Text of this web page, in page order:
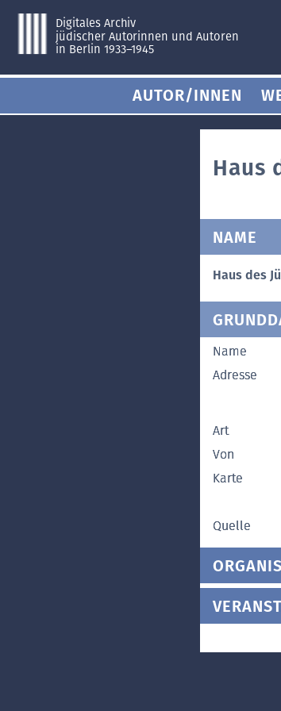
Digitales Archiv
jüdischer Autorinnen und Autoren
in Berlin 1933–1945
AUTOR/INNEN
Haus
NAME
Haus des
Name
Adresse
Art
Von
Karte
Quelle